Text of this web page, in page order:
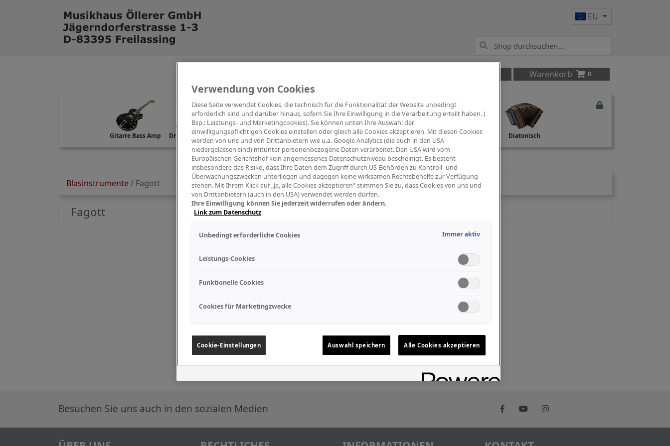
EU
Warenkorb 0
Gitarre Bass Amp Drums Percussion Digitalpiano Keys Blasinstrumente Orchester PA Mikrofon Studio Recording Diatonisch
Blasinstrumente/ Fagott
Fagott
Besuchen Sie uns auch in den sozialen Medien
Verwendung von Cookies
Diese Seite verwendet Cookies, die technisch für die Funktionalität der Website unbedingt
erforderlich sind und darüber hinaus, sofern Sie Ihre Einwilligung in die Verarbeitung erteilt haben. (
Bsp.: Leistungs- und Marketingcookies). Sie können unten Ihre Auswahl der
einwilligungspflichtigen Cookies einstellen oder gleich alle Cookies akzeptieren. Mit diesen Cookies
werden von uns und von Drittanbietern wie u.a. Google Analytics (die auch in den USA
niedergelassen sind) mitunter personenbezogene Daten verarbeitet. Den USA wird vom
Europäischen Gerichtshof kein angemessenes Datenschutzniveau bescheinigt. Es besteht
insbesondere das Risiko, dass Ihre Daten dem Zugriff durch US-Behörden zu Kontroll- und
Überwachungszwecken unterliegen und dagegen keine wirksamen Rechtsbehelfe zur Verfügung
stehen. Mit Ihrem Klick auf „Ja, alle Cookies akzeptieren“ stimmen Sie zu, dass Cookies von uns und
von Drittanbietern (auch in den USA) verwendet werden dürfen.
Ihre Einwilligung können Sie jederzeit widerrufen oder ändern.
Link zum Datenschutz
Unbedingt erforderliche Cookies Immer aktiv
Leistungs-Cookies
Funktionelle Cookies
Cookies für Marketingzwecke
Cookie-Einstellungen Auswahl speichern Alle Cookies akzeptieren